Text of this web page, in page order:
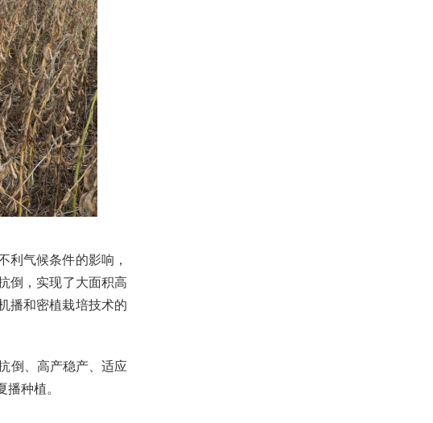
利气候条件的影响，
倒，实现了大面积高
播和密植栽培技术的
倒、高产稳产、适应
种植。